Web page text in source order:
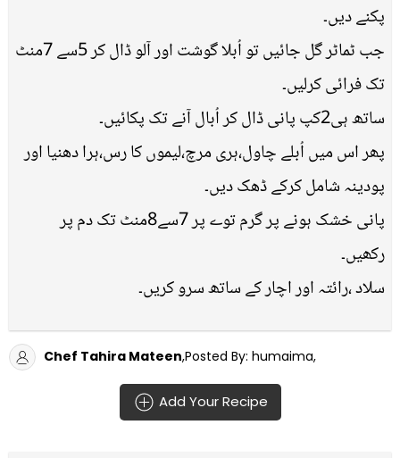
پکنے دیں۔
جب ٹماٹر گل جائیں تو اُبلا گوشت اور آلو ڈال کر 5سے 7منٹ
تک فرائی کرلیں۔
ساتھ ہی2کپ پانی ڈال کر اُبال آنے تک پکائیں۔
پھر اس میں اُبلے چاول،ہری مرچ،لیموں کا رس،ہرا دھنیا اور
پودینہ شامل کرکے ڈھک دیں۔
پانی خشک ہونے پر گرم توے پر 7سے8منٹ تک دم پر
رکھیں۔
سلاد ،رائتہ اور اچار کے ساتھ سرو کریں۔
Chef Tahira Mateen,Posted By: humaima,
Add Your Recipe